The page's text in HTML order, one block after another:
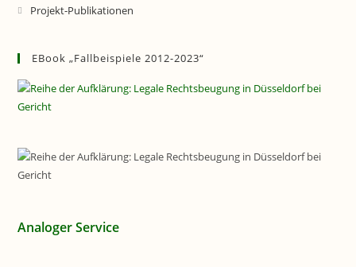
Projekt-Publikationen
EBook „Fallbeispiele 2012-2023“
Analoger Service